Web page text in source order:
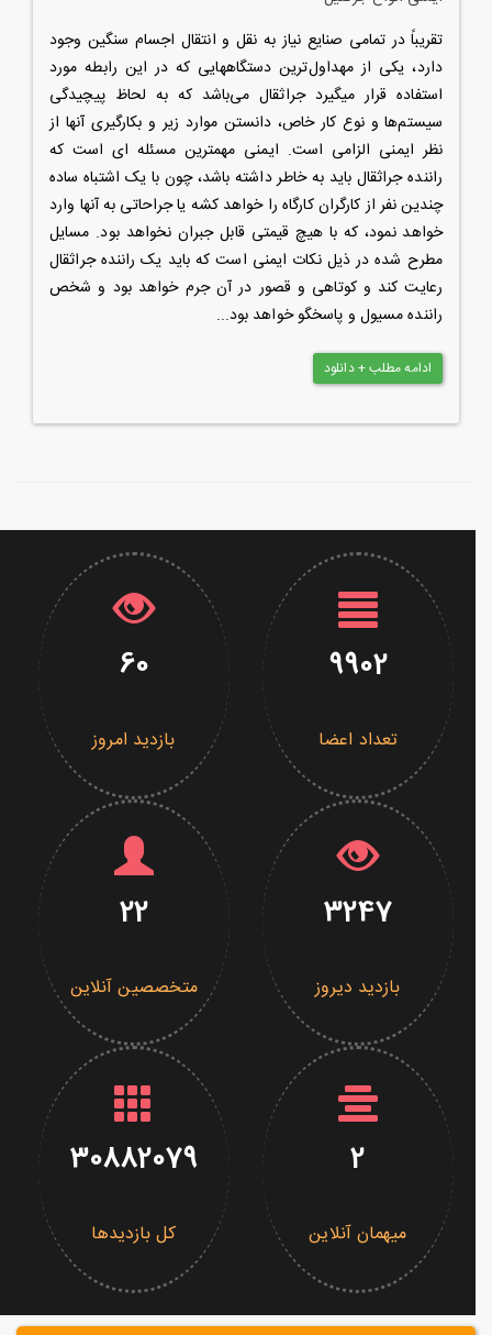
تقریباً در تمامی صنایع نیاز به نقل و انتقال اجسام سنگین وجود
دارد، یکی از مهداول‌ترین دستگاههایی که در این رابطه مورد
استفاده قرار میگیرد جراثقال می‌باشد که به لحاظ پیچیدگی
سیستم‌ها و نوع کار خاص، دانستن موارد زیر و بکارگیری آنها از
نظر ایمنی الزامی است. ایمنی مهمترین مسئله ای است که
راننده جراثقال باید به خاطر داشته باشد، چون با یک اشتباه ساده
چندین نفر از کارگران کارگاه را خواهد کشه یا جراحاتی به آنها وارد
خواهد نمود، که با هیچ قیمتی قابل جبران نخواهد بود. مسایل
مطرح شده در ذیل نکات ایمنی است که باید یک راننده جراثقال
رعایت کند و کوتاهی و قصور در آن جرم خواهد بود و شخص
راننده مسیول و پاسخگو خواهد بود...
ادامه مطلب + دانلود
9902
تعداد اعضا
60
بازدید امروز
3247
بازدید دیروز
22
متخصصین آنلاین
میهمان آنلاین
30882079
کل بازدیدها